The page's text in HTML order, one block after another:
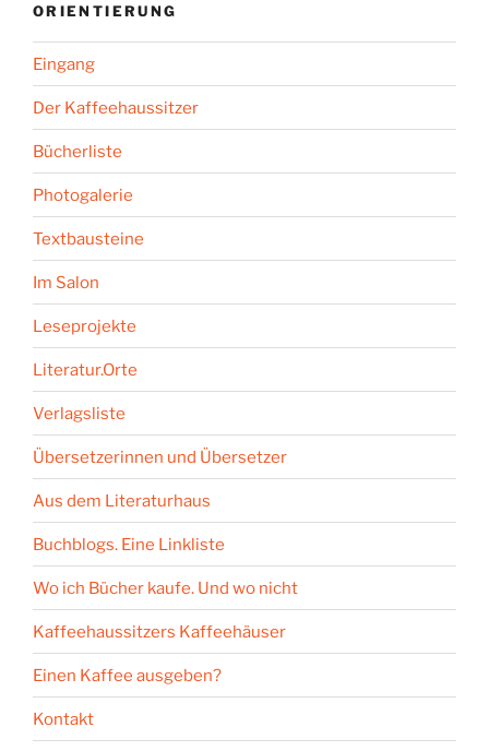
ORIENTIERUNG
Eingang
Der Kaffeehaussitzer
Bücherliste
Photogalerie
Textbausteine
Im Salon
Leseprojekte
Literatur.Orte
Verlagsliste
Übersetzerinnen und Übersetzer
Aus dem Literaturhaus
Buchblogs. Eine Linkliste
Wo ich Bücher kaufe. Und wo nicht
Kaffeehaussitzers Kaffeehäuser
Einen Kaffee ausgeben?
Kontakt